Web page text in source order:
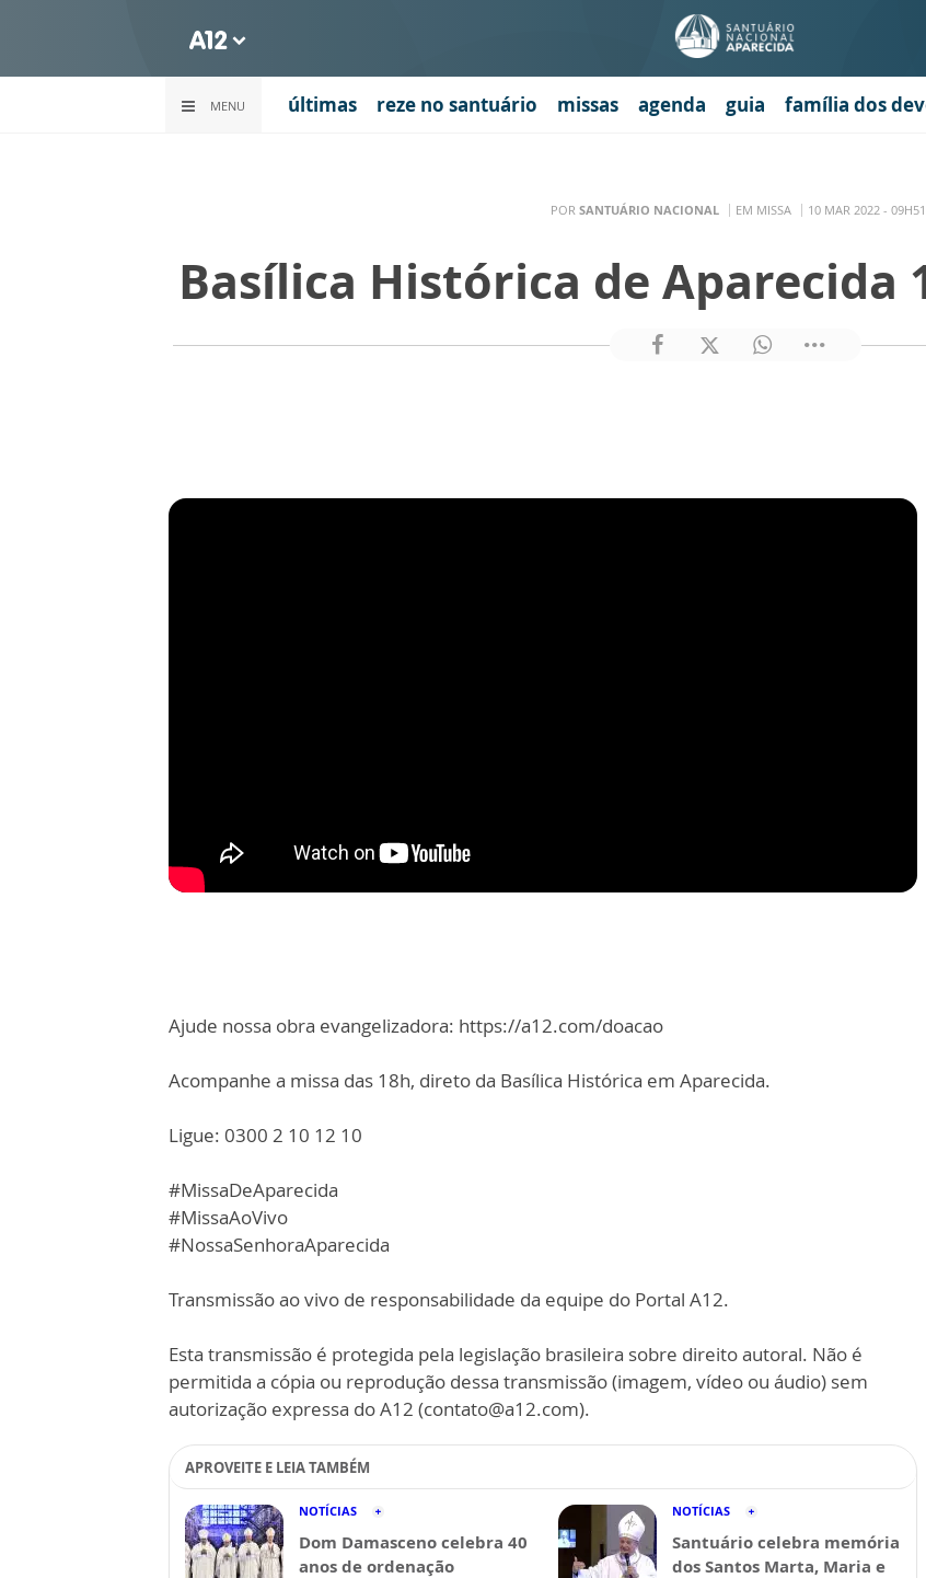
MENU últimas reze no santuário missas agenda guia família dos
POR SANTUÁRIO NACIONAL EM MISSA 10 MAR 2022 - 09H51
Basílica Histórica de Aparecida
Ajude nossa obra evangelizadora: https://a12.com/doacao
Acompanhe a missa das 18h, direto da Basílica Histórica em Aparecida.
Ligue: 0300 2 10 12 10
#MissaDeAparecida
#MissaAoVivo
#NossaSenhoraAparecida
Transmissão ao vivo de responsabilidade da equipe do Portal A12.
Esta transmissão é protegida pela legislação brasileira sobre direito autoral. Não é
permitida a cópia ou reprodução dessa transmissão (imagem, vídeo ou áudio) sem
autorização expressa do A12 (contato@a12.com).
APROVEITE E LEIA TAMBÉM
NOTÍCIAS
Dom Damasceno celebra 40
anos de ordenação
NOTÍCIAS
Santuário celebra memória
dos Santos Marta, Maria e